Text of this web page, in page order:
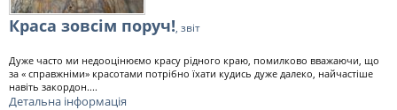
Краса зовсім поруч!, звіт
Дуже часто ми недооцінюємо красу рідного краю, помилково вважаючи, що
за « справжніми» красотами потрібно їхати кудись дуже далеко, найчастіше
навіть закордон....
Детальна інформація